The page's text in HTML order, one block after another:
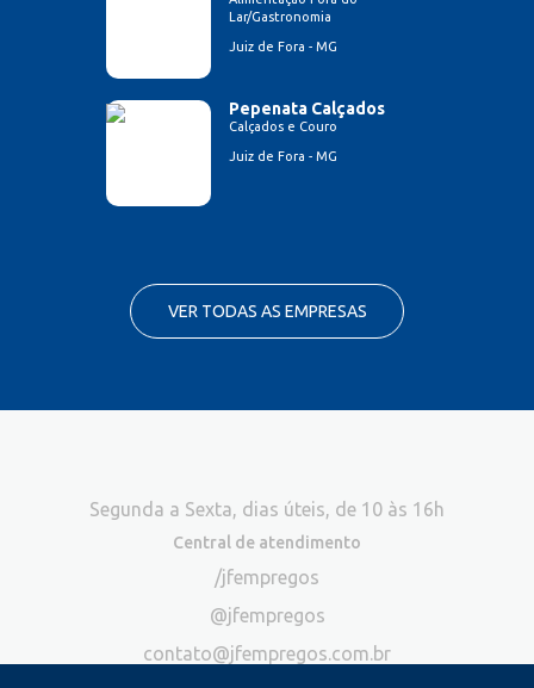
Lar/Gastronomia
Juiz de Fora - MG
Pepenata Calçados
Calçados e Couro
Juiz de Fora - MG
VER TODAS AS EMPRESAS
Segunda a Sexta, dias úteis, de 10 às 16h
Central de atendimento
/jfempregos
@jfempregos
contato@jfempregos.com.br